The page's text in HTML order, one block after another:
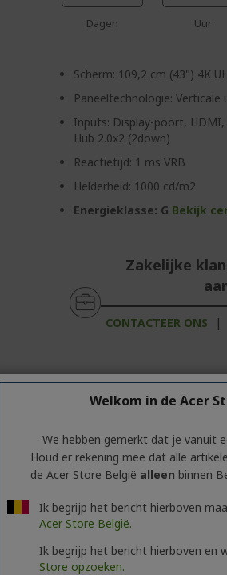
Dagen Uur
Scherm: 109,2 cm (43") 4K
Paneeltechnologie: Verticale
Inputs: Display-poort, HDMI,
Hub 2.0x2 (2down)
Reactietijd: 1 ms VRB
Helderheid: 1000 cd/m2
Energieklasse: G Bekijk
Zakelijke
CONTACTEER ONS |
informatie over de productserie
Welkom in de Acer
We hebben gemerkt dat je vanuit
Houd er rekening mee dat alle
de Acer Store België alleen binnen
Ik begrijp het bericht hierboven
Acer Store België.
Ik begrijp het bericht hierboven en
Store opzoeken.